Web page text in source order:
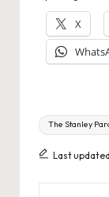
X
Tags:
The Stanley
Last